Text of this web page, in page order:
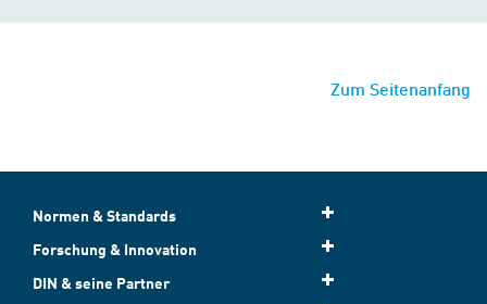
Zum Seitenanfang
Normen & Standards
Forschung & Innovation
DIN & seine Partner